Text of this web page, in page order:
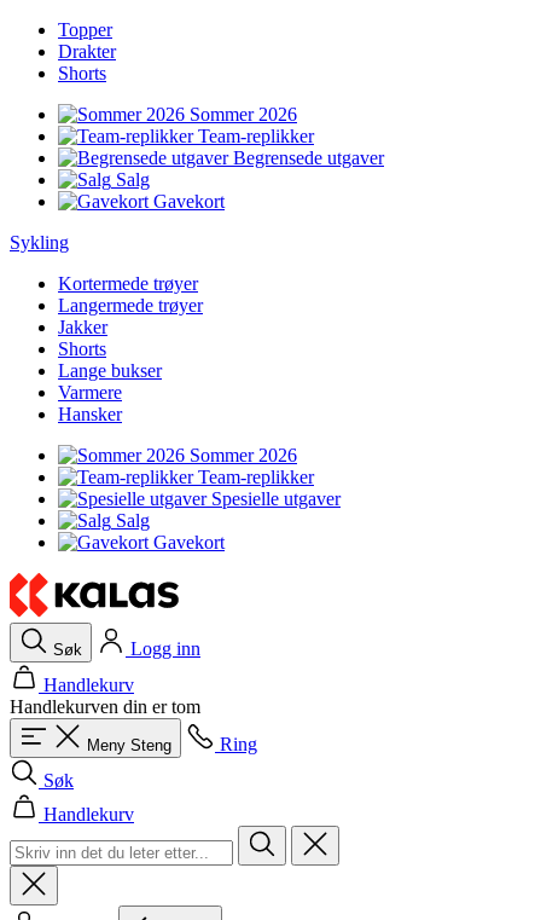
Topper
Drakter
Shorts
Sommer 2026
Team-replikker
Begrensede utgaver
Salg
Gavekort
Sykling
Kortermede trøyer
Langermede trøyer
Jakker
Shorts
Lange bukser
Varmere
Hansker
Sommer 2026
Team-replikker
Spesielle utgaver
Salg
Gavekort
Søk
Logg inn
Handlekurv
Handlekurven din er tom
Meny Steng
Ring
Søk
Handlekurv